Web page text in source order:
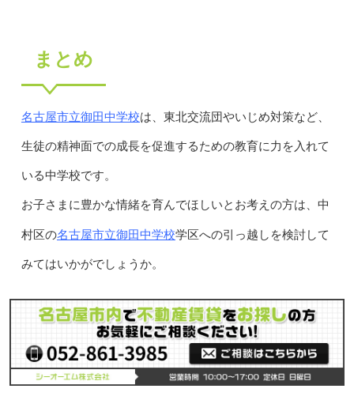
まとめ
名古屋市立御田中学校は、東北交流団やいじめ対策など、
生徒の精神面での成長を促進するための教育に力を入れて
いる中学校です。
お子さまに豊かな情緒を育んでほしいとお考えの方は、中
村区の名古屋市立御田中学校学区への引っ越しを検討して
みてはいかがでしょうか。